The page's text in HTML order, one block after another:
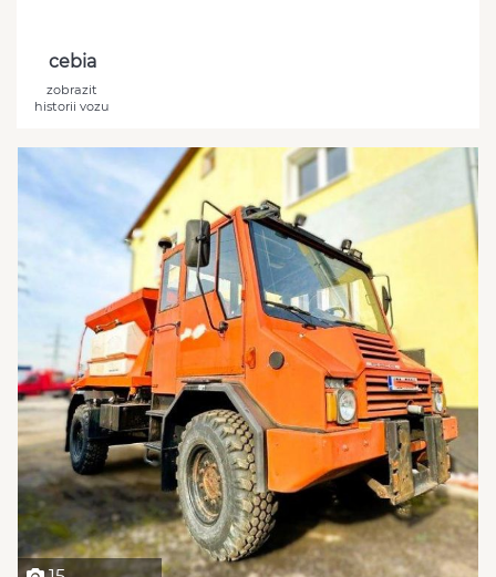
cebia
zobrazit
historii vozu